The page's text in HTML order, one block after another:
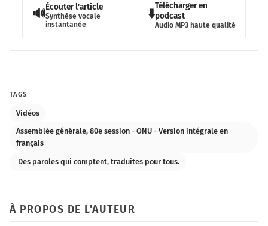
🔊Écouter l'article
Synthèse vocale
instantanée
⬇️
Télécharger en
podcast
Audio MP3 haute qualité
TAGS
Vidéos
Assemblée générale, 80e session - ONU - Version intégrale en
français
️ Des paroles qui comptent, traduites pour tous.
À PROPOS DE L'AUTEUR